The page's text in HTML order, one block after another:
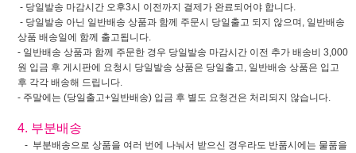
- 당일발송 마감시간 오후3시 이전까지 결제가 완료되어야 합니다.
- 당일발송 아닌 일반배송 상품과 함께 주문시 당일출고 되지 않으며, 일반배송
상품 배송일에 함께 출고됩니다.
- 일반배송 상품과 함께 주문한 경우 당일발송 마감시간 이전 추가 배송비 3,000
원 입금 후 게시판에 요청시 당일발송 상품은 당일출고, 일반배송 상품은 입고
후 각각 배송해 드립니다.
- 주말에는 (당일출고+일반배송) 입금 후 별도 요청건은 처리되지 않습니다.
4. 부분배송
- 부분배송으로 상품을 여러 번에 나눠서 받으신 경우라도 반품시에는 물품을